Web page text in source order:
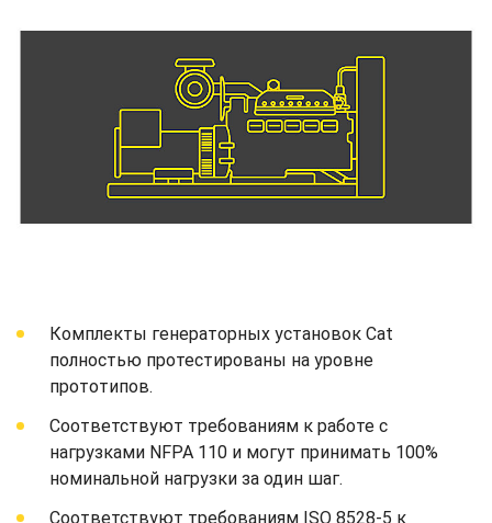
Комплекты генераторных установок Cat
полностью протестированы на уровне
прототипов.
Соответствуют требованиям к работе с
нагрузками NFPA 110 и могут принимать 100%
номинальной нагрузки за один шаг.
Соответствуют требованиям ISO 8528-5 к